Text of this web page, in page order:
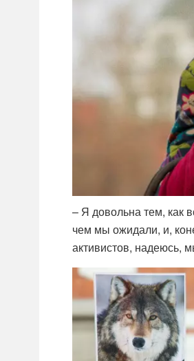
– Я довольна тем, как
чем мы ожидали, и,
активистов, надеюсь,